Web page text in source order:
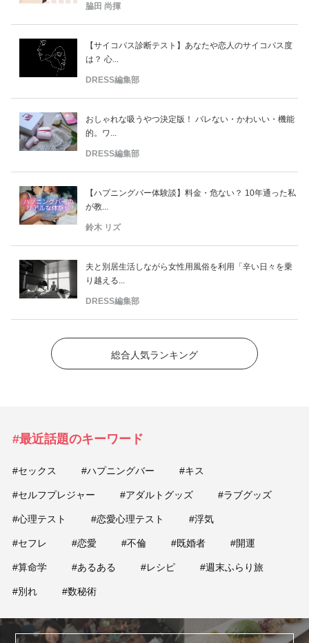
脇田 尚揮
【サイコパス診断テスト】あなたや恋人のサイコパス度
は？ 心...
DRESS編集部
おしゃれな吸うやつ決定版！ バレない・かわいい・機能
的。ワ...
DRESS編集部
【ハプニングバー体験談】料金・危ない？ 10年通った私
が教...
鈴木 リズ
夫と別居生活しながら女性用風俗を利用「辛い日々を乗
り越える...
DRESS編集部
総合人気ランキング
#最近話題のキーワード
#セックス #ハプニングバー #キス
#セルフプレジャー #アダルトグッズ #ラブグッズ
#心理テスト #恋愛心理テスト #浮気
#セフレ #恋愛 #不倫 #既婚者 #開運
#算命学 #あるある #レシピ #週末ふらり旅
#別れ #数秘術